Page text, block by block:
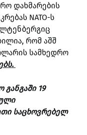
დახმარების
NATO-ს
რომ აშშ
სამხედრო
19
საცხოვრებელ